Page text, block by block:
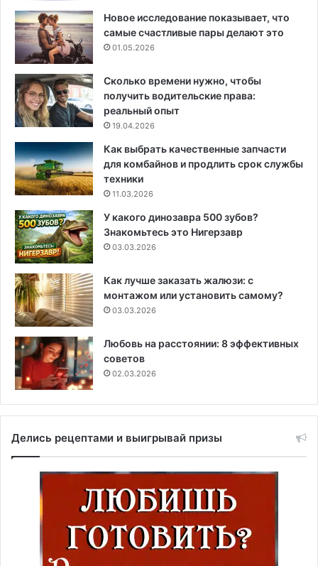
Новое исследование показывает, что
самые счастливые пары делают это
01.05.2026
Сколько времени нужно, чтобы
получить водительские права:
реальный опыт
19.04.2026
Как выбрать качественные запчасти
для комбайнов и продлить срок службы
техники
11.03.2026
У какого динозавра 500 зубов?
Знакомьтесь это Нигерзавр
03.03.2026
Как лучше заказать жалюзи: с
монтажом или установить самому?
03.03.2026
Любовь на расстоянии: 8 эффективных
советов
02.03.2026
Делись рецептами и выигрывай призы